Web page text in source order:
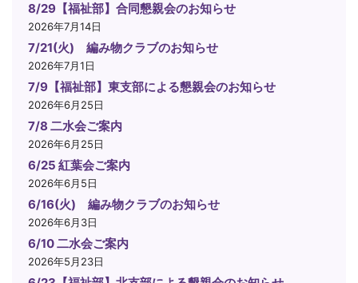
8/29【福祉部】合同懇親会のお知らせ
2026年7月14日
7/21(火) 編み物クラブのお知らせ
2026年7月1日
7/9【福祉部】東支部による懇親会のお知らせ
2026年6月25日
7/8 二水会ご案内
2026年6月25日
6/25 紅葉会ご案内
2026年6月5日
6/16(火) 編み物クラブのお知らせ
2026年6月3日
6/10 二水会ご案内
2026年5月23日